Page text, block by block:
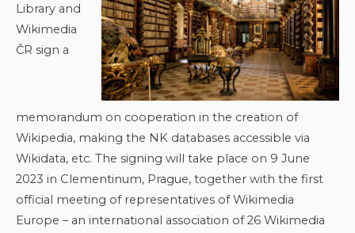
Library and
Wikimedia
ČR sign a
memorandum on cooperation in the creation of
Wikipedia, making the NK databases accessible via
Wikidata, etc. The signing will take place on 9 June
2023 in Clementinum, Prague, together with the first
official meeting of representatives of Wikimedia
Europe – an international association of 26 Wikimedia